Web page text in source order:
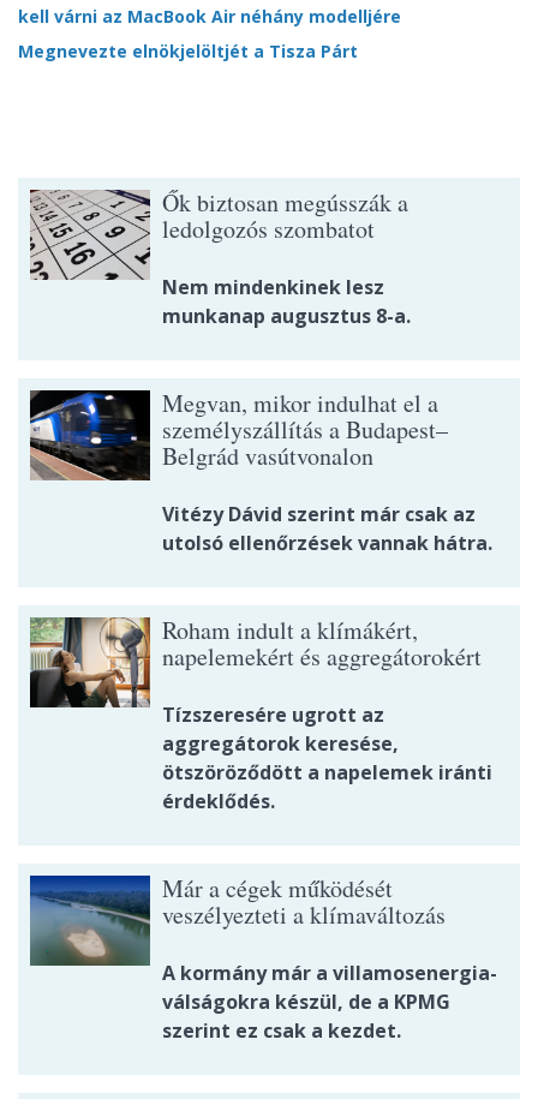
kell várni az MacBook Air néhány modelljére
Megnevezte elnökjelöltjét a Tisza Párt
Ők biztosan megússzák a
ledolgozós szombatot
Nem mindenkinek lesz
munkanap augusztus 8-a.
Megvan, mikor indulhat el a
személyszállítás a Budapest–
Belgrád vasútvonalon
Vitézy Dávid szerint már csak az
utolsó ellenőrzések vannak hátra.
Roham indult a klímákért,
napelemekért és aggregátorokért
Tízszeresére ugrott az
aggregátorok keresése,
ötszöröződött a napelemek iránti
érdeklődés.
Már a cégek működését
veszélyezteti a klímaváltozás
A kormány már a villamosenergia-
válságokra készül, de a KPMG
szerint ez csak a kezdet.